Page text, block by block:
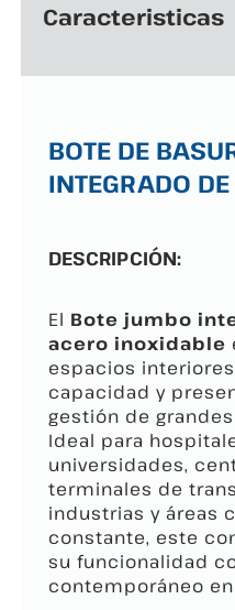
Caracteristicas
BOTE DE
INTEGRADO
DESCRIPCIÓN:
El Bote jumbo
acero inoxidable
espacios
capacidad y
gestión de
Ideal para
universidades,
terminales de
industrias y áreas
constante, este
su funcionalidad
contemporáneo